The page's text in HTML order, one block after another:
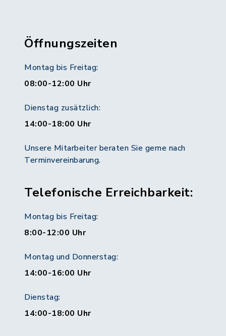
Öffnungszeiten
Montag bis Freitag:
08:00-12:00 Uhr
Dienstag zusätzlich:
14:00-18:00 Uhr
Unsere Mitarbeiter beraten Sie gerne nach
Terminvereinbarung.
Telefonische Erreichbarkeit:
Montag bis Freitag:
8:00-12:00 Uhr
Montag und Donnerstag:
14:00-16:00 Uhr
Dienstag:
14:00-18:00 Uhr